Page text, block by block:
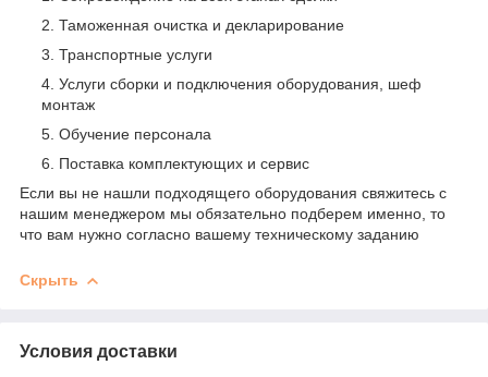
Таможенная очистка и декларирование
Транспортные услуги
Услуги сборки и подключения оборудования, шеф
монтаж
Обучение персонала
Поставка комплектующих и сервис
Если вы не нашли подходящего оборудования свяжитесь с
нашим менеджером мы обязательно подберем именно, то
что вам нужно согласно вашему техническому заданию
Скрыть
Условия доставки